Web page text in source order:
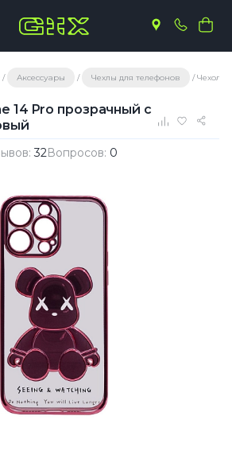
Аксессуары Чехлы для телефонов Чехол
14 Pro прозрачный с
32Вопросов: 0